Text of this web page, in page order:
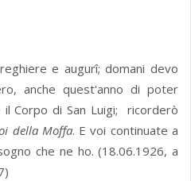
e augurî; domani devo
anche quest'anno di poter
Corpo di San Luigi; ricorderò
della Moffa. E voi continuate a
che ne ho. (18.06.1926, a